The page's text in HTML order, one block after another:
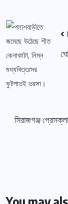
সিরাজগঞ্জ